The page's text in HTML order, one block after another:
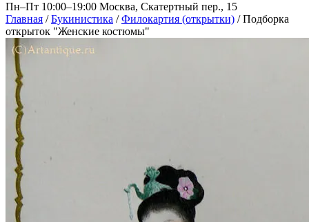
Пн–Пт 10:00–19:00 Москва, Скатертный пер., 15
Главная / Букинистика / Филокартия (открытки) / Подборка
открыток "Женские костюмы"